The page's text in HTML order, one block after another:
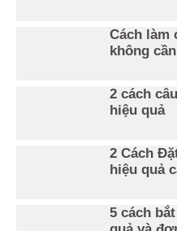
Cách làm
không
2 cách
hiệu quả
2 Cách
hiệu quả
5 cách